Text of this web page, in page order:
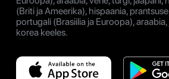
(Briti ja Ameerika), hispaania,
portugali (Brasiilia ja Euroopa),
korea keeles.